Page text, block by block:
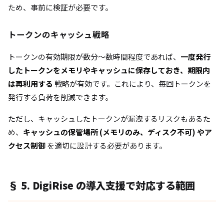
ため、事前に検証が必要です。
トークンのキャッシュ戦略
トークンの有効期限が数分〜数時間程度であれば、 一度発行
したトークンをメモリやキャッシュに保存しておき、期限内
は再利用する 戦略が有効です。これにより、毎回トークンを
発行する負荷を削減できます。
ただし、キャッシュしたトークンが漏洩するリスクもあるた
め、 キャッシュの保管場所 (メモリのみ、ディスク不可) やア
クセス制御を適切に設計する必要があります。
§ 5. DigiRise の導入支援で対応する範囲